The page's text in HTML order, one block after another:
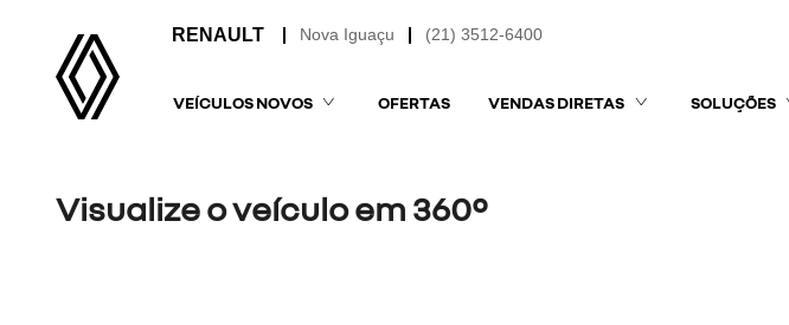
(21) 3512-6400
Nova Iguaçu
VEÍCULOS NOVOS OFERTAS VENDAS DIRETAS SOLUÇÕES
Visualize o veículo em 360°